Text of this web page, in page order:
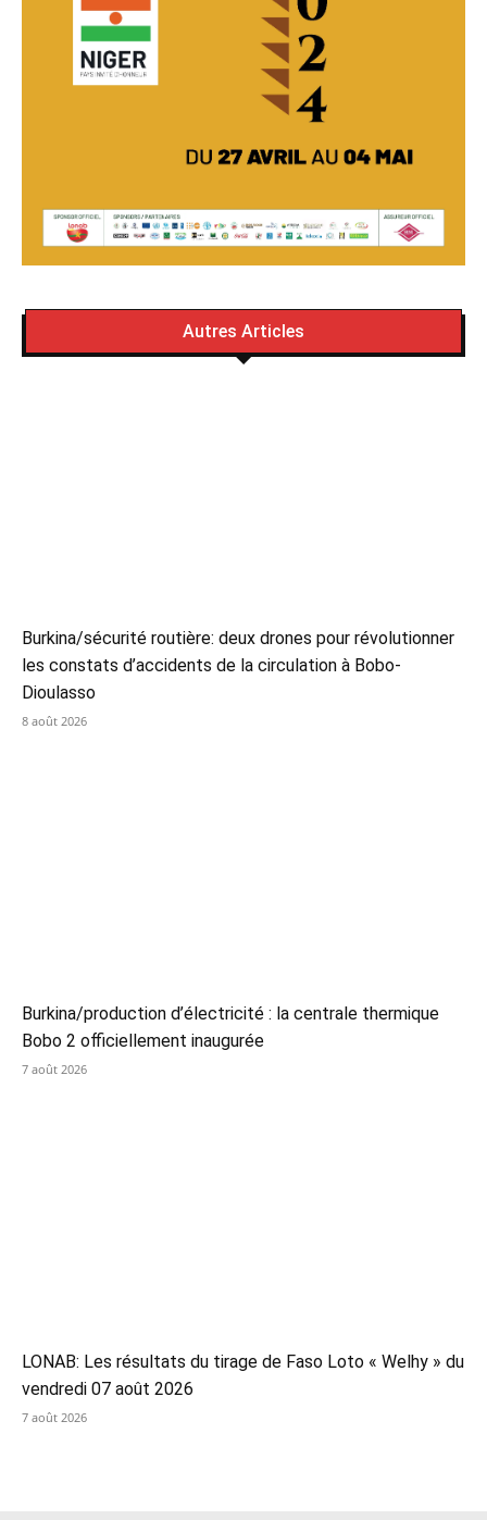
Autres Articles
Burkina/sécurité routière: deux drones pour révolutionner
les constats d’accidents de la circulation à Bobo-
Dioulasso
8 août 2026
Burkina/production d’électricité : la centrale thermique
Bobo 2 officiellement inaugurée
7 août 2026
LONAB: Les résultats du tirage de Faso Loto « Welhy » du
vendredi 07 août 2026
7 août 2026